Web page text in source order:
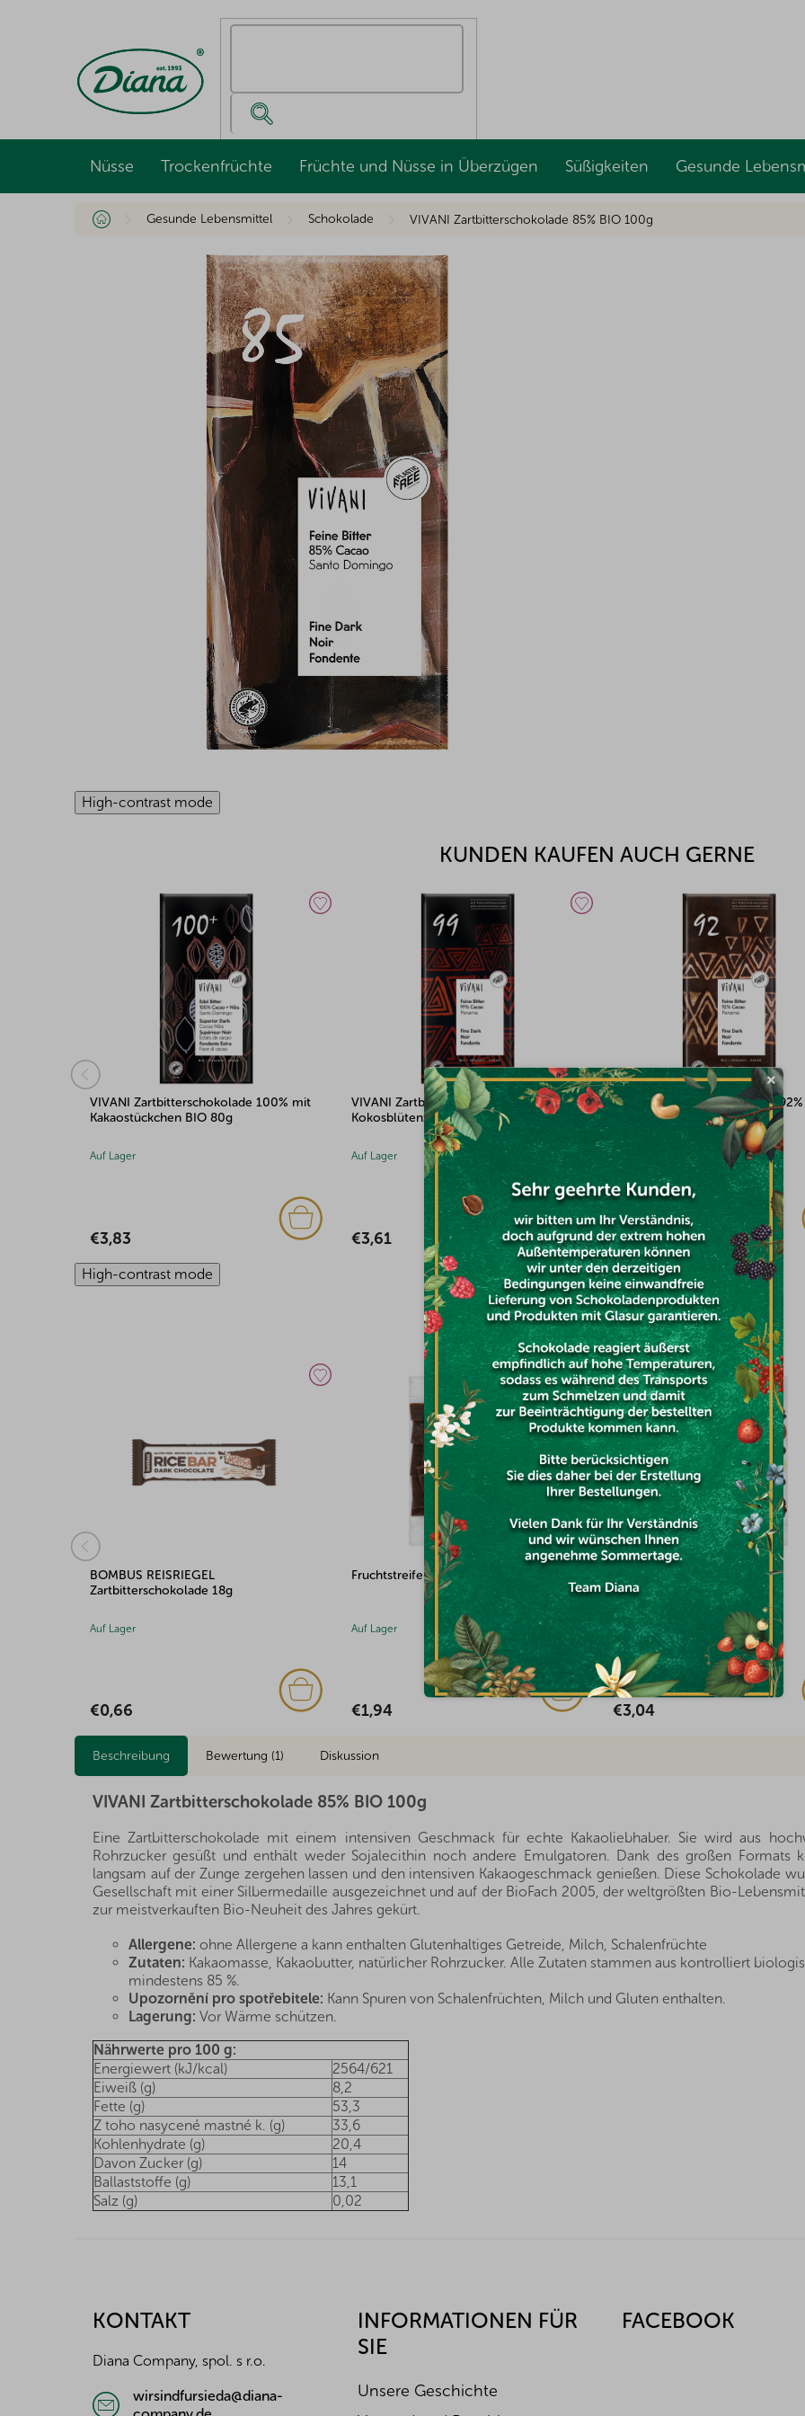
Nüsse Trockenfrüchte Früchte und Nüsse in Überzügen Süßigkeiten Gesunde
StartseiteGesunde Lebensmittel Schokolade VIVANI Zartbitterschokolade 85% BIO 100g
High-contrast mode
KUNDEN KAUFEN AUCH GERNE
VIVANI Zartbitterschokolade 99% mit
Kokosblütenzucker BIO 80g
Auf Lager
€3,61
VIVANI Zartbitterschokolade 92% mit
Kokosblütenzucker BIO 80g
Auf Lager
€3,61
VIVANI Zartbitterschokolade
Kokosblütenzucker BIO 80g
Auf Lager
€3,39
High-contrast mode
DAS KÖNNTE SIE INTERESSIEREN
Fruchtstreifen Himbeere 100g
Auf Lager
€1,94
Diabetes Mix 100g
Auf Lager
€3,04
Gullón Kekse mit dunkler
ohne Zucker 150g
(3x)
Auf Lager
€2,42
Beschreibung Bewertung (1) Diskussion
VIVANI Zartbitterschokolade 85% BIO 100g
Eine Zartbitterschokolade mit einem intensiven Geschmack für echte Kakaoliebhaber. Sie wird aus
Rohrzucker gesüßt und enthält weder Sojalecithin noch andere Emulgatoren. Dank des großen Formats
langsam auf der Zunge zergehen lassen und den intensiven Kakaogeschmack genießen. Diese Schokolade
Gesellschaft mit einer Silbermedaille ausgezeichnet und auf der BioFach 2005, der weltgrößten Bio-
zur meistverkauften Bio-Neuheit des Jahres gekürt.
Allergene: ohne Allergene a kann enthalten Glutenhaltiges Getreide, Milch, Schalenfrüchte
Zutaten: Kakaomasse, Kakaobutter, natürlicher Rohrzucker. Alle Zutaten stammen aus kontrolliert
mindestens 85 %.
Upozornění pro spotřebitele: Kann Spuren von Schalenfrüchten, Milch und Gluten enthalten.
Lagerung: Vor Wärme schützen.
Nährwerte pro 100 g:
Energiewert (kJ/kcal)
2564/621
Eiweiß (g)
8,2
Fette (g)
53,3
Z toho nasycené mastné k. (g)
33,6
Kohlenhydrate (g)
20,4
Davon Zucker (g)
14
Ballaststoffe (g)
13,1
Salz (g)
0,02
KONTAKT
Diana Company, spol. s r.o.
wirsindfursieda@diana-
INFORMATIONEN FÜR
SIE
Unsere Geschichte
FACEBOOK
×